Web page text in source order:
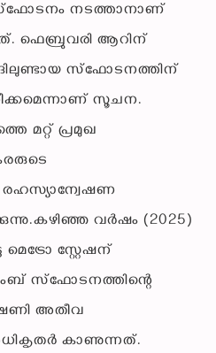
നടത്താനാണ്
ഫെബ്രുവരി ആറിന്
സ്ഫോടനത്തിന്
സൂചന.
മറ്റ് പ്രമുഖ
രഹസ്യാന്വേഷണ
വർഷം (2025)
സ്റ്റേഷന്
സ്ഫോടനത്തിന്റെ
അതീവ
കാണുന്നത്.